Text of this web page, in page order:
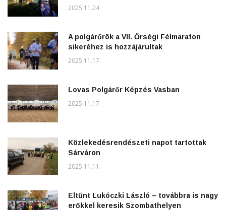
2025.11.24.
A polgárőrök a VII. Őrségi Félmaraton
sikeréhez is hozzájárultak
2025.11.17.
Lovas Polgárőr Képzés Vasban
2025.11.17.
Közlekedésrendészeti napot tartottak
Sárváron
2025.11.11.
Eltűnt Lukóczki László – továbbra is nagy
erőkkel keresik Szombathelyen